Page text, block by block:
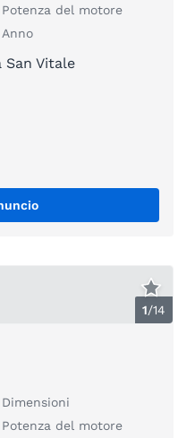
Potenza del motore
Anno
San Vitale
1/14
Dimensioni
Potenza del motore